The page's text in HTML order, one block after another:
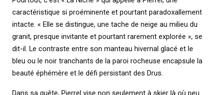
caractéristique si proéminente et pourtant paradoxallement
intacte. « Elle se distingue, une tache de neige au milieu du
granit, presque invitante et pourtant rarement explorée », se
dit-il. Le contraste entre son manteau hivernal glacé et le
bleu ou le noir tranchants de la paroi rocheuse encapsule la
beauté éphémère et le défi persistant des Drus.
Dans sa quête, Pierrel vise non seulement à skier là où peu